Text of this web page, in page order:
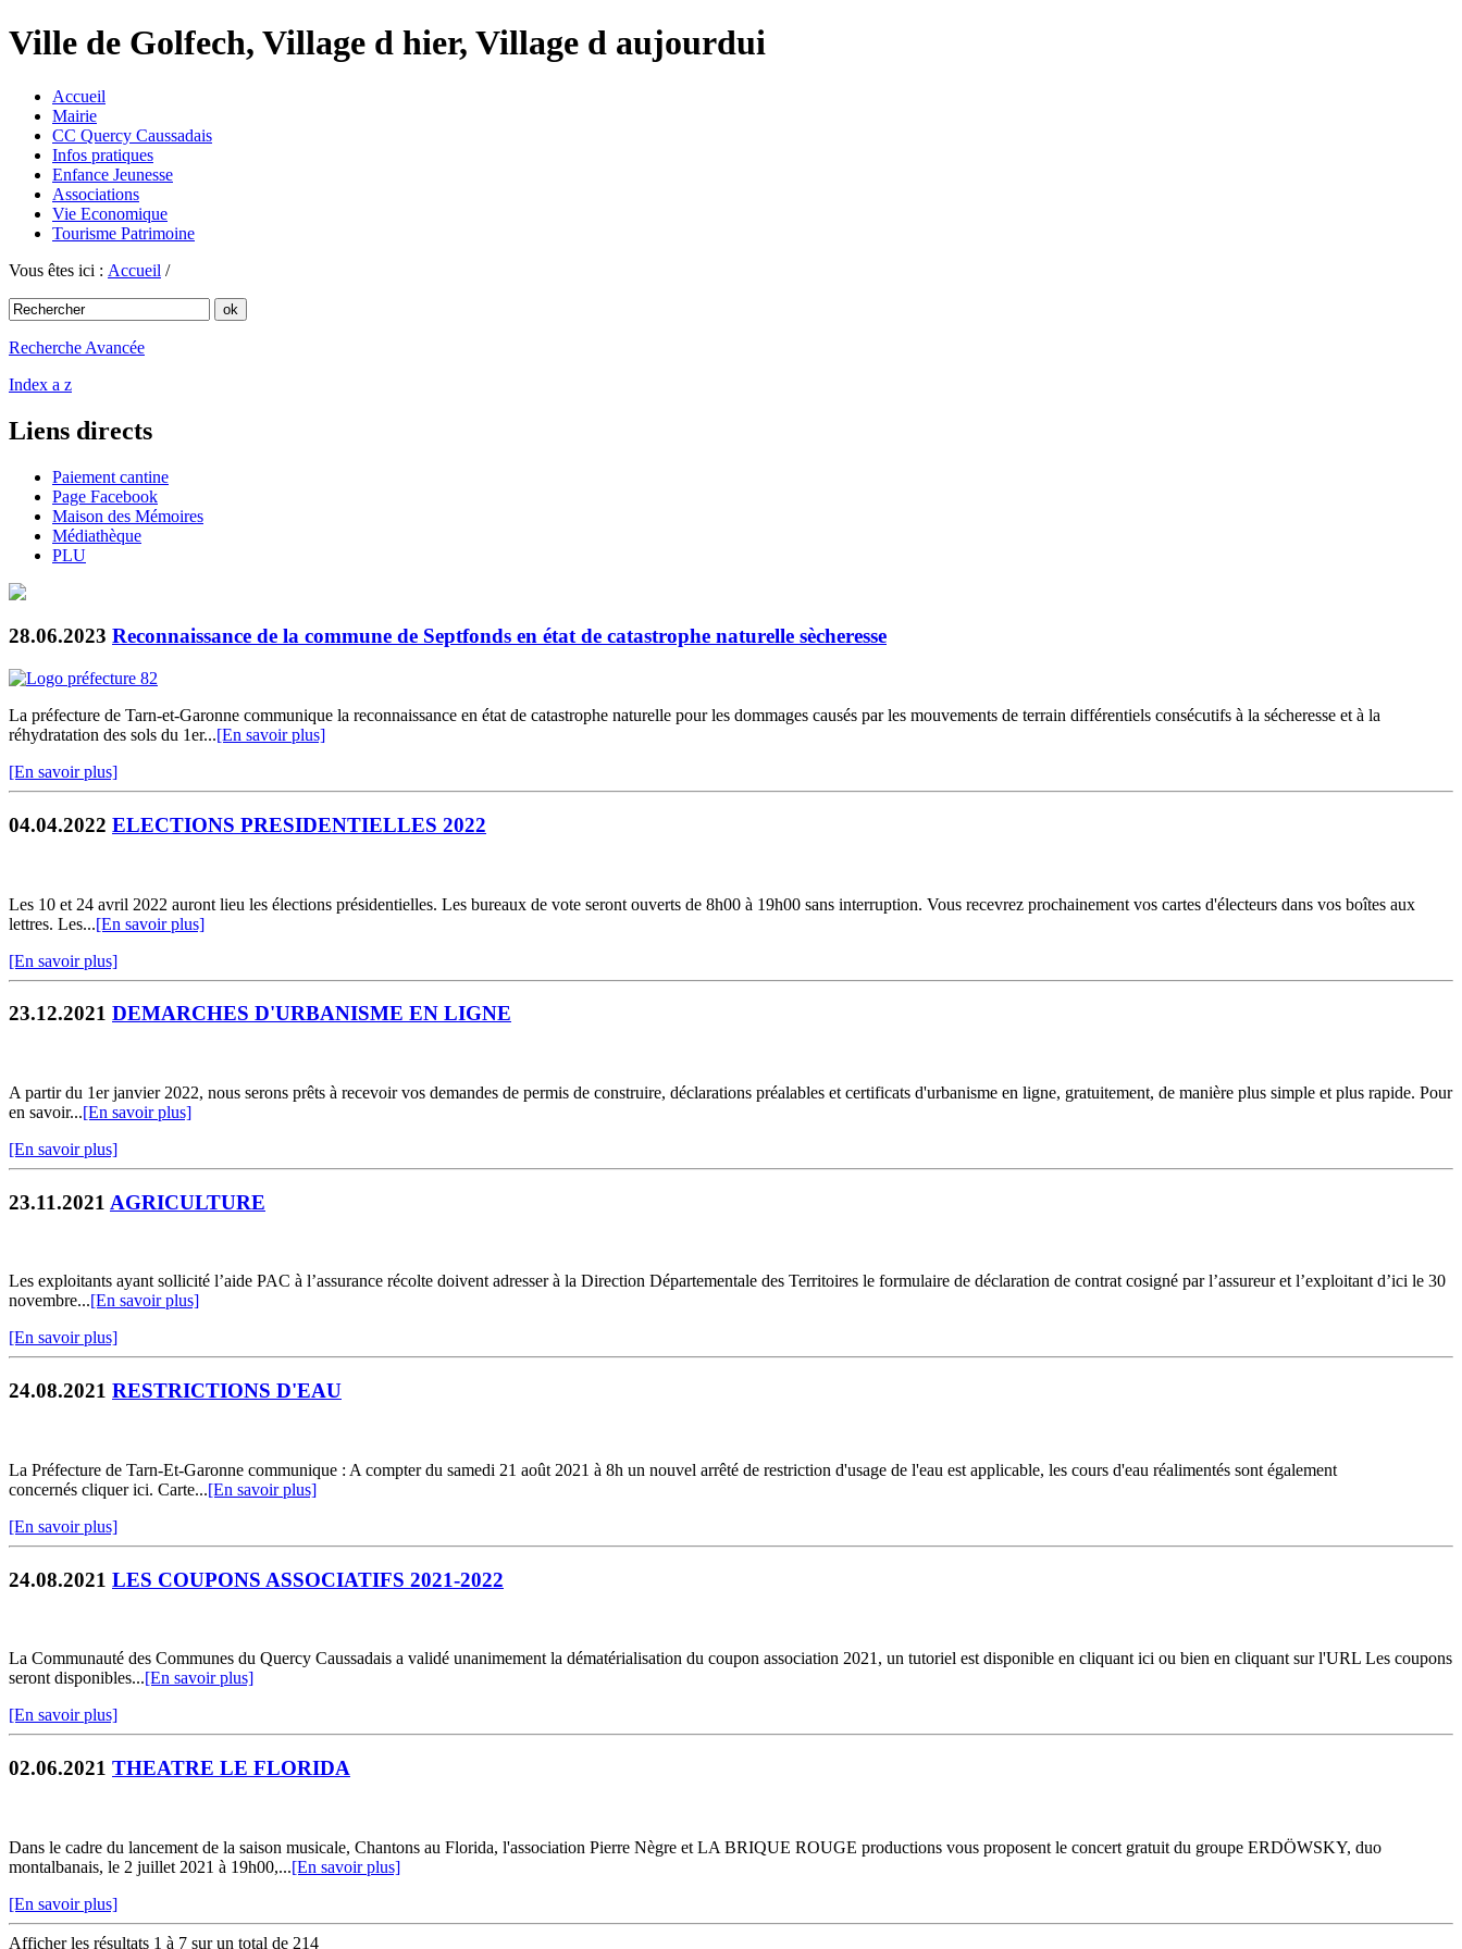
Ville de Golfech, Village d hier, Village d aujourdui
Accueil
Mairie
CC Quercy Caussadais
Infos pratiques
Enfance Jeunesse
Associations
Vie Economique
Tourisme Patrimoine
Vous êtes ici : Accueil /
Recherche Avancée
Index a z
Liens directs
Paiement cantine
Page Facebook
Maison des Mémoires
Médiathèque
PLU
28.06.2023 Reconnaissance de la commune de Septfonds en état de catastrophe naturelle sècheresse
La préfecture de Tarn-et-Garonne communique la reconnaissance en état de catastrophe naturelle pour les dommages causés par les mouvements de terrain différentiels consécutifs à la sécheresse et à la
réhydratation des sols du 1er...[En savoir plus]
[En savoir plus]
04.04.2022 ELECTIONS PRESIDENTIELLES 2022
Les 10 et 24 avril 2022 auront lieu les élections présidentielles. Les bureaux de vote seront ouverts de 8h00 à 19h00 sans interruption. Vous recevrez prochainement vos cartes d'électeurs dans vos boîtes aux
lettres. Les...[En savoir plus]
[En savoir plus]
23.12.2021 DEMARCHES D'URBANISME EN LIGNE
A partir du 1er janvier 2022, nous serons prêts à recevoir vos demandes de permis de construire, déclarations préalables et certificats d'urbanisme en ligne, gratuitement, de manière plus simple et plus rapide. Pour
en savoir...[En savoir plus]
[En savoir plus]
23.11.2021 AGRICULTURE
Les exploitants ayant sollicité l’aide PAC à l’assurance récolte doivent adresser à la Direction Départementale des Territoires le formulaire de déclaration de contrat cosigné par l’assureur et l’exploitant d’ici le 30
novembre...[En savoir plus]
[En savoir plus]
24.08.2021 RESTRICTIONS D'EAU
La Préfecture de Tarn-Et-Garonne communique : A compter du samedi 21 août 2021 à 8h un nouvel arrêté de restriction d'usage de l'eau est applicable, les cours d'eau réalimentés sont également
concernés cliquer ici. Carte...[En savoir plus]
[En savoir plus]
24.08.2021 LES COUPONS ASSOCIATIFS 2021-2022
La Communauté des Communes du Quercy Caussadais a validé unanimement la dématérialisation du coupon association 2021, un tutoriel est disponible en cliquant ici ou bien en cliquant sur l'URL Les coupons
seront disponibles...[En savoir plus]
[En savoir plus]
02.06.2021 THEATRE LE FLORIDA
Dans le cadre du lancement de la saison musicale, Chantons au Florida, l'association Pierre Nègre et LA BRIQUE ROUGE productions vous proposent le concert gratuit du groupe ERDÖWSKY, duo
montalbanais, le 2 juillet 2021 à 19h00,...[En savoir plus]
[En savoir plus]
Afficher les résultats 1 à 7 sur un total de 214